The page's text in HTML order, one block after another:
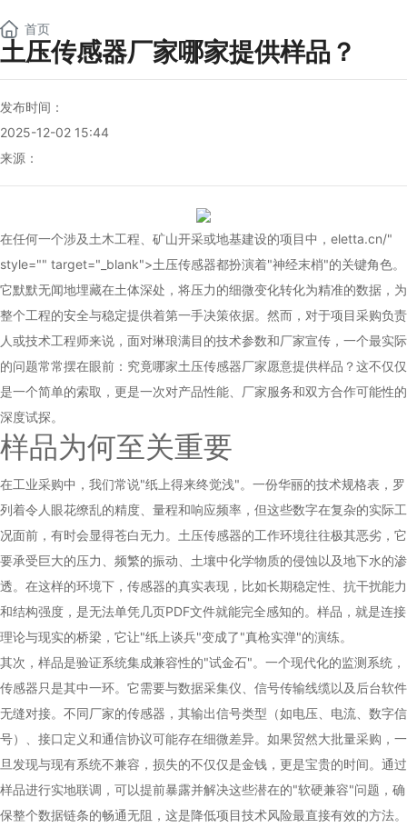
首页
土压传感器厂家哪家提供样品？
发布时间：
2025-12-02 15:44
来源：
在任何一个涉及土木工程、矿山开采或地基建设的项目中， eletta.cn/"
style="" target="_blank">土压传感器都扮演着"神经末梢"的关键角色。
它默默无闻地埋藏在土体深处，将压力的细微变化转化为精准的数据，为
整个工程的安全与稳定提供着第一手决策依据。然而，对于项目采购负责
人或技术工程师来说，面对琳琅满目的技术参数和厂家宣传，一个最实际
的问题常常摆在眼前：究竟哪家土压传感器厂家愿意提供样品？这不仅仅
是一个简单的索取，更是一次对产品性能、厂家服务和双方合作可能性的
深度试探。
样品为何至关重要
在工业采购中，我们常说"纸上得来终觉浅"。一份华丽的技术规格表，罗
列着令人眼花缭乱的精度、量程和响应频率，但这些数字在复杂的实际工
况面前，有时会显得苍白无力。土压传感器的工作环境往往极其恶劣，它
要承受巨大的压力、频繁的振动、土壤中化学物质的侵蚀以及地下水的渗
透。在这样的环境下，传感器的真实表现，比如长期稳定性、抗干扰能力
和结构强度，是无法单凭几页PDF文件就能完全感知的。样品，就是连接
理论与现实的桥梁，它让"纸上谈兵"变成了"真枪实弹"的演练。
其次，样品是验证系统集成兼容性的"试金石"。一个现代化的监测系统，
传感器只是其中一环。它需要与数据采集仪、信号传输线缆以及后台软件
无缝对接。不同厂家的传感器，其输出信号类型（如电压、电流、数字信
号）、接口定义和通信协议可能存在细微差异。如果贸然大批量采购，一
旦发现与现有系统不兼容，损失的不仅仅是金钱，更是宝贵的时间。通过
样品进行实地联调，可以提前暴露并解决这些潜在的"软硬兼容"问题，确
保整个数据链条的畅通无阻，这是降低项目技术风险最直接有效的方法。